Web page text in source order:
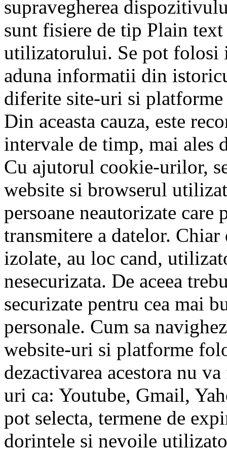
supravegherea
sunt fisiere de tip Plain
utilizatorului. Se pot folosi
aduna informatii din
diferite site-uri si
Din aceasta cauza, este
intervale de timp, mai ales
Cu ajutorul cookie-urilor,
website si browserul
persoane neautorizate care
transmitere a datelor. Chiar
izolate, au loc cand,
nesecurizata. De aceea
securizate pentru cea mai
personale. Cum sa
website-uri si platforme
dezactivarea acestora nu
uri ca: Youtube, Gmail,
pot selecta, termene de
dorintele si nevoile